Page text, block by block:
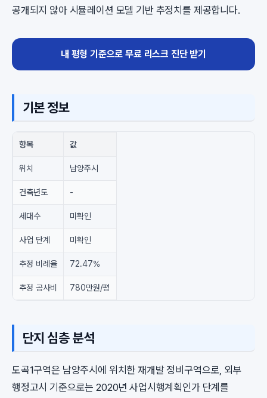
공개되지 않아 시뮬레이션 모델 기반 추정치를 제공합니다.
내 평형 기준으로 무료 리스크 진단 받기
기본 정보
항목 값
위치 남양주시
건축년도 -
세대수 미확인
사업 단계 미확인
추정 비례율 72.47%
추정 공사비 780만원/평
단지 심층 분석
도곡1구역은 남양주시에 위치한 재개발 정비구역으로, 외부
행정고시 기준으로는 2020년 사업시행계획인가 단계를